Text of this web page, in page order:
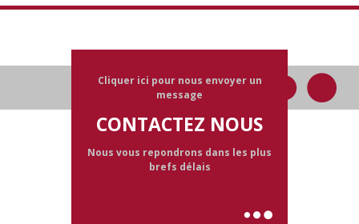
Cliquer ici pour nous envoyer un
message
CONTACTEZ NOUS
Nous vous repondrons dans les plus
brefs délais